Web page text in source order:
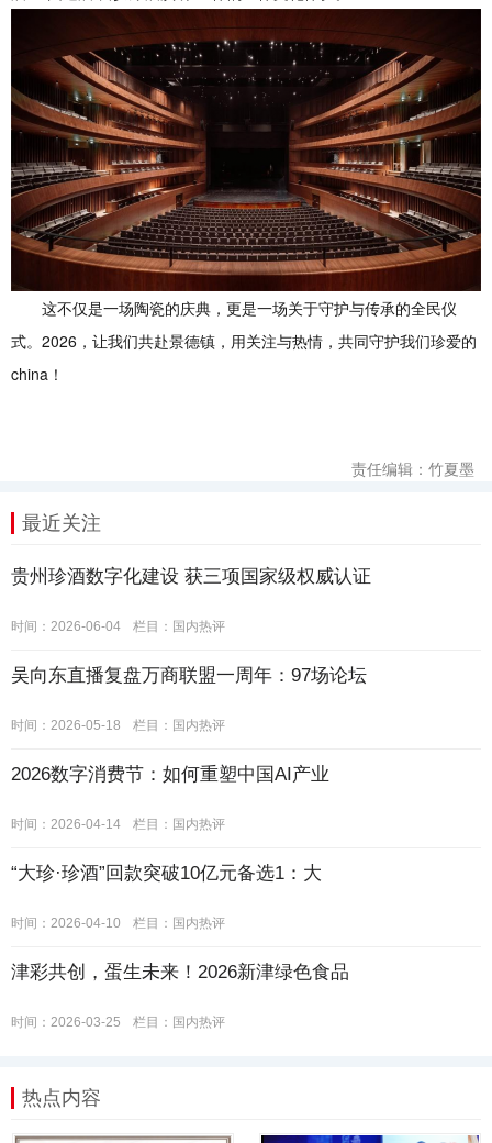
这不仅是一场陶瓷的庆典，更是一场关于守护与传承的全民仪
式。2026，让我们共赴景德镇，用关注与热情，共同守护我们珍爱的
china！
责任编辑：竹夏墨
最近关注
贵州珍酒数字化建设 获三项国家级权威认证
时间：2026-06-04 栏目： 国内热评
吴向东直播复盘万商联盟一周年：97场论坛
时间：2026-05-18 栏目： 国内热评
2026数字消费节：如何重塑中国AI产业
时间：2026-04-14 栏目： 国内热评
“大珍·珍酒”回款突破10亿元备选1：大
时间：2026-04-10 栏目： 国内热评
津彩共创，蛋生未来！2026新津绿色食品
时间：2026-03-25 栏目： 国内热评
热点内容